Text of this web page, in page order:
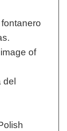
of